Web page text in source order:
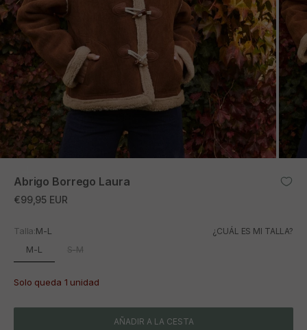
Abrigo Borrego Laura
Precio de oferta
€99,95 EUR
Talla:M-L ¿CUÁL ES MI TALLA?
M-L S-M
Solo queda 1 unidad
AÑADIR A LA CESTA